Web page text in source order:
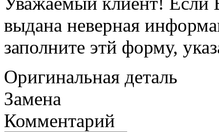
выдана неверная
заполните этй форму,
Оригинальная деталь
Замена
Комментарий